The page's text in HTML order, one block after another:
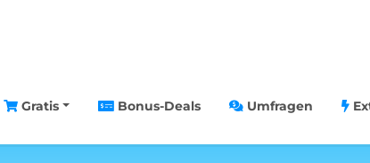
Gratis Bonus-Deals Umfragen